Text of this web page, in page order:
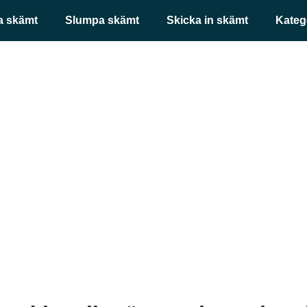
skämt Slumpa skämt Skicka in skämt